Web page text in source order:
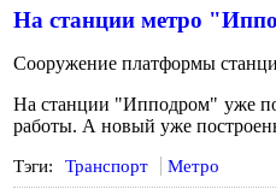
На станции метро
Сооружение платформы
На станции "Ипподром" уже
работы. А новый уже
Тэги: Транспорт Метро